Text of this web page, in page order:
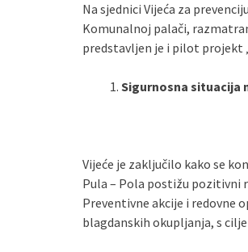
Na sjednici Vijeća za
Komunalnoj palači,
predstavljen je i pilot projekt
Sigurnosna situacija
Vijeće je zaključilo kako se
Pula – Pola postižu pozitivni
Preventivne akcije i redovne
blagdanskih okupljanja, s